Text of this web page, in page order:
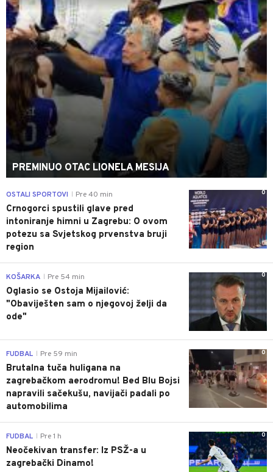
PREMINUO OTAC LIONELA MESIJA
0
OSTALI SPORTOVI Pre 40 min
Crnogorci spustili glave pred
intoniranje himni u Zagrebu: O ovom
potezu sa Svjetskog prvenstva bruji
region
0
KOŠARKA Pre 54 min
Oglasio se Ostoja Mijailović:
"Obaviješten sam o njegovoj želji da
ode"
0
FUDBAL Pre 59 min
Brutalna tuča huligana na
zagrebačkom aerodromu! Bed Blu Bojsi
napravili sačekušu, navijači padali po
automobilima
0
FUDBAL Pre 1 h
Neočekivan transfer: Iz PSŽ-a u
zagrebački Dinamo!